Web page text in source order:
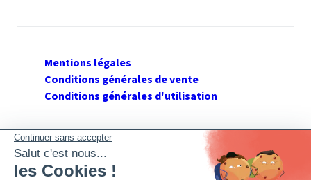
Mentions légales
Conditions générales de vente
Conditions générales d'utilisation
SUIVEZ GERANT DE SARL